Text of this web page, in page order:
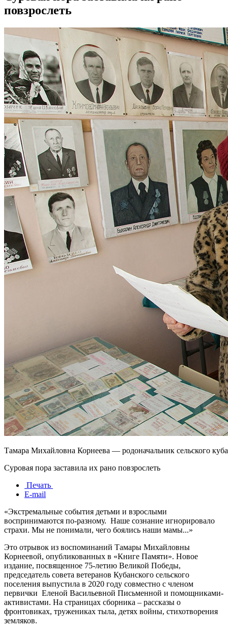
повзрослеть
Тамара Михайловна Корнеева — родоначальник сельского
Суровая пора заставила их рано повзрослеть
Печать
E-mail
«Экстремальные события детьми и взрослыми
воспринимаются по-разному. Наше сознание игнорировало
страхи. Мы не понимали, чего боялись наши мамы...»
Это отрывок из воспоминаний Тамары Михайловны
Корнеевой, опубликованных в «Книге Памяти». Новое
издание, посвященное 75-летию Великой Победы,
председатель совета ветеранов Кубанского сельского
поселения выпустила в 2020 году совместно с членом
первички Еленой Васильевной Письменной и помощниками-
активистами. На страницах сборника – рассказы о
фронтовиках, тружениках тыла, детях войны, стихотворения
земляков.